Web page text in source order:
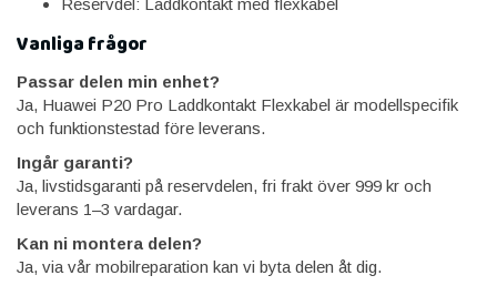
Vanliga frågor
Passar delen min enhet?
Ja, Huawei P20 Pro Laddkontakt Flexkabel är modellspecifik
och funktionstestad före leverans.
Ingår garanti?
Ja, livstidsgaranti på reservdelen, fri frakt över 999 kr och
leverans 1–3 vardagar.
Kan ni montera delen?
Ja, via vår mobilreparation kan vi byta delen åt dig.